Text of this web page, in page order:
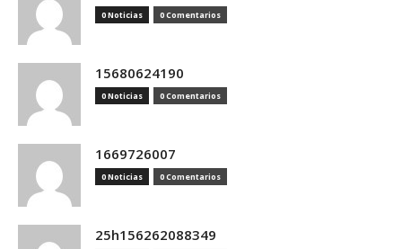
0 Noticias 0 Comentarios
15680624190
0 Noticias 0 Comentarios
1669726007
0 Noticias 0 Comentarios
25h156262088349